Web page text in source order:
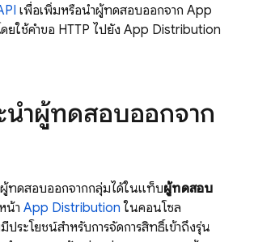
เพื่อเพิ่มหรือนำผู้ทดสอบออกจาก App
ยใช้คำขอ HTTP ไปยัง App Distribution
นำผู้ทดสอบออกจาก
ทดสอบออกจากกลุ่มได้ในแท็บผู้ทดสอบ
น้า App Distribution ในคอนโซล
ระโยชน์สำหรับการจัดการสิทธิ์เข้าถึงรุ่น